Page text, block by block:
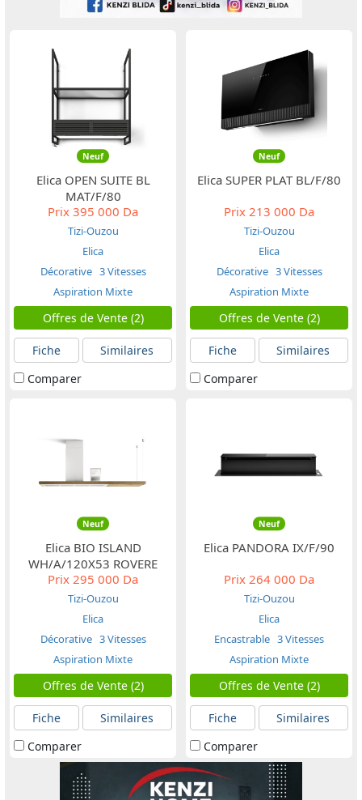
Neuf
Elica OPEN SUITE BL
MAT/F/80
Prix 395 000 Da
Tizi-Ouzou
Elica
Décorative 3 Vitesses
Aspiration Mixte
Offres de Vente (2)
Fiche
Similaires
Comparer
Neuf
Elica SUPER PLAT BL/F/80
Prix 213 000 Da
Tizi-Ouzou
Elica
Décorative 3 Vitesses
Aspiration Mixte
Offres de Vente (2)
Fiche
Similaires
Comparer
Neuf
Elica BIO ISLAND
WH/A/120X53 ROVERE
Prix 295 000 Da
Tizi-Ouzou
Elica
Décorative 3 Vitesses
Aspiration Mixte
Offres de Vente (2)
Fiche
Similaires
Comparer
Neuf
Elica PANDORA IX/F/90
Prix 264 000 Da
Tizi-Ouzou
Elica
Encastrable 3 Vitesses
Aspiration Mixte
Offres de Vente (2)
Fiche
Similaires
Comparer